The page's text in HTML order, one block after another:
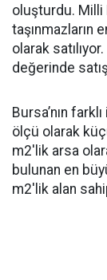
oluşturdu. Milli
taşınmazların
olarak
değerinde
Bursa’nın
ölçü olarak
m2'lik arsa
bulunan en
m2'lik alan